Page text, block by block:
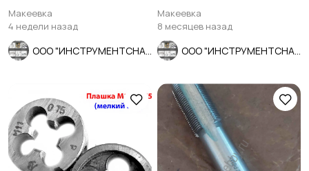
ниток на дюйм, 30/11 мм.
Макеевка
4 недели назад
для правки шлиф кругов.
Макеевка
8 месяцев назад